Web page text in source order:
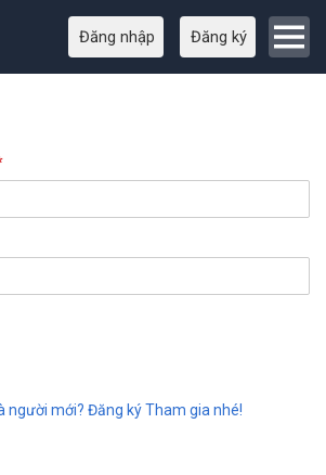
Đăng nhập Đăng ký
người mới? Đăng ký Tham gia nhé!